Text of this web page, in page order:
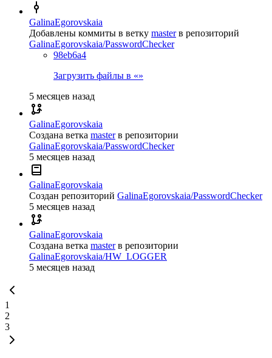
GalinaEgorovskaia
Добавлены коммиты в ветку master в репозиторий
GalinaEgorovskaia/PasswordChecker
98eb6a4
Загрузить файлы в «»
5 месяцев назад
GalinaEgorovskaia
Создана ветка master в репозитории
GalinaEgorovskaia/PasswordChecker
5 месяцев назад
GalinaEgorovskaia
Создан репозиторий GalinaEgorovskaia/PasswordChecker
5 месяцев назад
GalinaEgorovskaia
Создана ветка master в репозитории
GalinaEgorovskaia/HW_LOGGER
5 месяцев назад
1
2
3